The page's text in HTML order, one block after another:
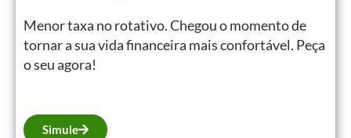
Menor taxa no rotativo. Chegou o momento de
tornar a sua vida financeira mais confortável. Peça
o seu agora!
Simule